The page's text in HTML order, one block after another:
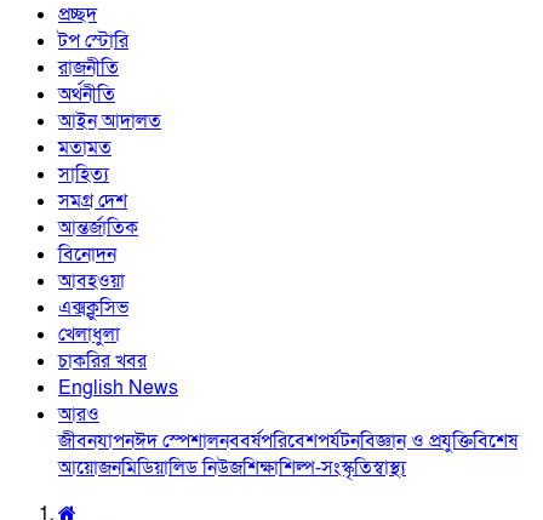
প্রচ্ছদ
টপ স্টোরি
রাজনীতি
অর্থনীতি
আইন আদালত
মতামত
সাহিত্য
সমগ্র দেশ
আন্তর্জাতিক
বিনোদন
আবহওয়া
এক্সক্লুসিভ
খেলাধুলা
চাকরির খবর
English News
আরও
জীবনযাপনঈদ স্পেশালনববর্ষপরিবেশপর্যটনবিজ্ঞান ও প্রযুক্তিবিশেষ
আয়োজনমিডিয়ালিড নিউজশিক্ষাশিল্প-সংস্কৃতিস্বাস্থ্য